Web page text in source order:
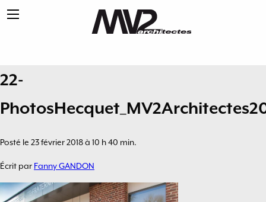
22-
Posté le 23 février 2018 à 10 h 40 min.
Écrit par Fanny GANDON